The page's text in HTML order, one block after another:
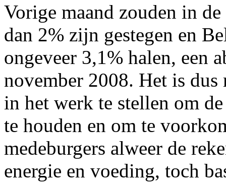
Vorige maand zouden in
dan 2% zijn gestegen en
ongeveer 3,1% halen, een
november 2008. Het is
in het werk te stellen om
te houden en om te
medeburgers alweer de
energie en voeding, toch